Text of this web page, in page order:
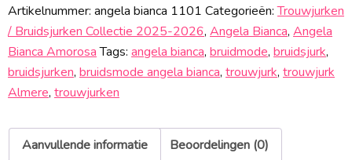
Artikelnummer: angela bianca 1101 Categorieën:Trouwjurken
/ Bruidsjurken Collectie 2025-2026, Angela Bianca, Angela
Bianca Amorosa Tags: angela bianca, bruidmode, bruidsjurk,
bruidsjurken, bruidsmode angela bianca, trouwjurk, trouwjurk
Almere, trouwjurken
Aanvullende informatie
Beoordelingen (0)